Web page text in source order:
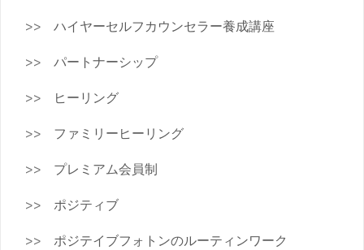
ハイヤーセルフカウンセラー養成講座
パートナーシップ
ヒーリング
ファミリーヒーリング
プレミアム会員制
ポジティブ
ポジテイブフォトンのルーティンワーク